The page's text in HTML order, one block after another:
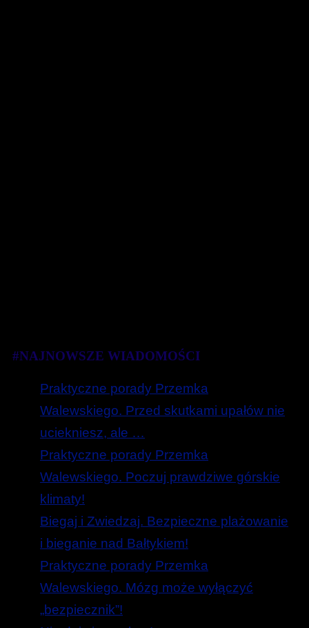
#NAJNOWSZE WIADOMOŚCI
Praktyczne porady Przemka
Walewskiego. Przed skutkami upałów nie
uciekniesz, ale …
Praktyczne porady Przemka
Walewskiego. Poczuj prawdziwe górskie
klimaty!
Biegaj i Zwiedzaj. Bezpieczne plażowanie
i bieganie nad Bałtykiem!
Praktyczne porady Przemka
Walewskiego. Mózg może wyłączyć
„bezpiecznik”!